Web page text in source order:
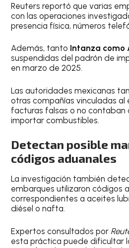
Reuters reportó que varias
con las operaciones
presencia física, números
Además, tanto Intanza como
suspendidas del padrón de
en marzo de 2025.
Las autoridades mexicanas
otras compañías vinculadas al
facturas falsas o no contaban
importar combustibles.
Detectan posible
códigos aduanales
La investigación también
embarques utilizaron códigos
correspondientes a aceites
diésel o nafta.
Expertos consultados por
esta práctica puede dificultar